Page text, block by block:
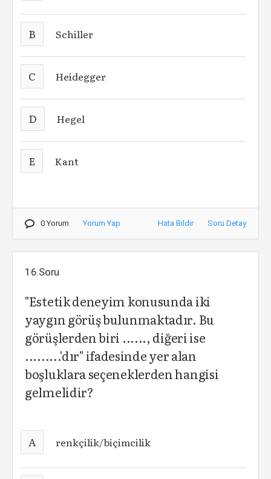
B Schiller
C Heidegger
D Hegel
E Kant
0 Yorum Yorum Yap Hata Bildir Soru Detay
16.Soru
"Estetik deneyim konusunda iki
yaygın görüş bulunmaktadır. Bu
görüşlerden biri ......, diğeri ise
.........'dır" ifadesinde yer alan
boşluklara seçeneklerden hangisi
gelmelidir?
A renkçilik/biçimcilik